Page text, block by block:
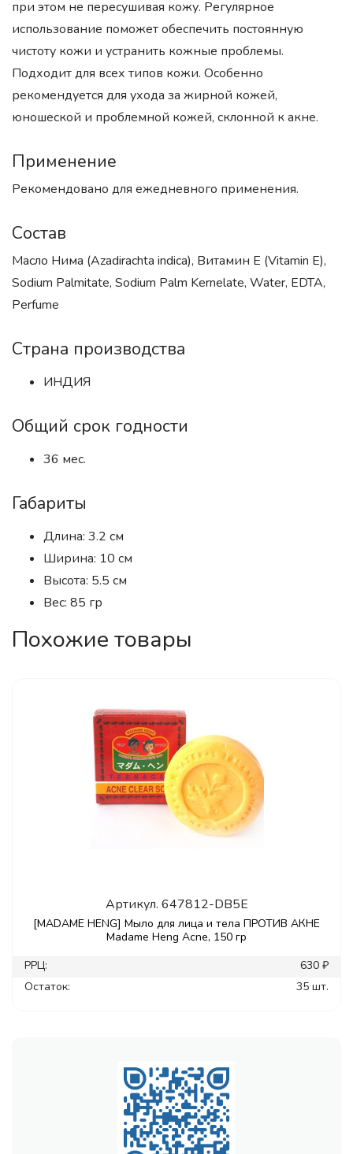
при этом не пересушивая кожу. Регулярное
использование поможет обеспечить постоянную
чистоту кожи и устранить кожные проблемы.
Подходит для всех типов кожи. Особенно
рекомендуется для ухода за жирной кожей,
юношеской и проблемной кожей, склонной к акне.
Применение
Рекомендовано для ежедневного применения.
Состав
Масло Нима (Azadirachta indica), Витамин Е (Vitamin E),
Sodium Palmitate, Sodium Palm Kernelate, Water, EDTA,
Perfume
Страна производства
ИНДИЯ
Общий срок годности
36 мес.
Габариты
Длина: 3.2 см
Ширина: 10 см
Высота: 5.5 см
Вес: 85 гр
Похожие товары
Артикул. 647812-DB5E
[MADAME HENG] Мыло для лица и тела ПРОТИВ АКНЕ
Madame Heng Acne, 150 гр
РРЦ:
630 ₽
Остаток:
35 шт.